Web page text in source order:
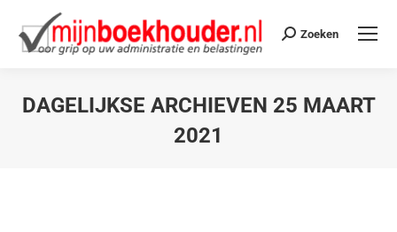
Zoeken
DAGELIJKSE ARCHIEVEN 25 MAART
2021